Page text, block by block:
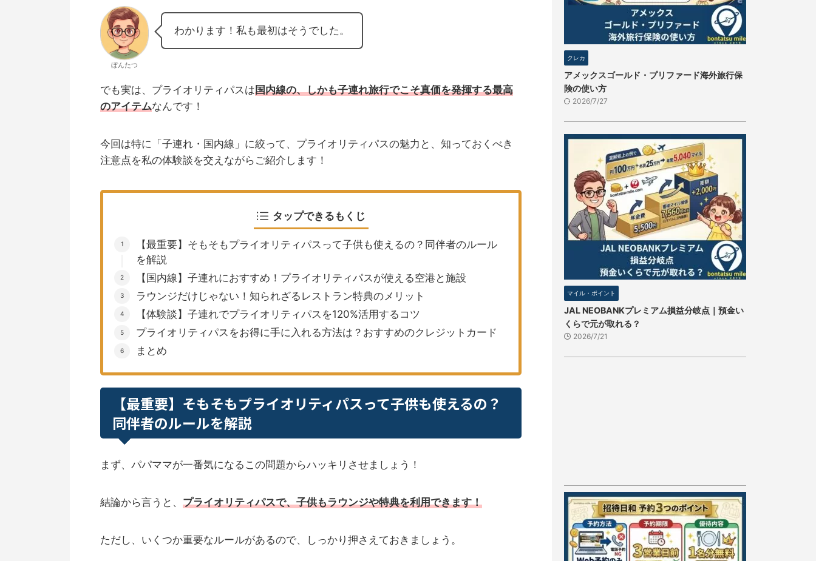
ぼんたつ
わかります！私も最初はそうでした。
でも実は、プライオリティパスは国内線の、しかも子連れ旅行でこそ真価を発揮する最高
のアイテムなんです！
今回は特に「子連れ・国内線」に絞って、プライオリティパスの魅力と、知っておくべき
注意点を私の体験談を交えながらご紹介します！
タップできるもくじ
【最重要】そもそもプライオリティパスって子供も使えるの？同伴者のルール
を解説
【国内線】子連れにおすすめ！プライオリティパスが使える空港と施設
ラウンジだけじゃない！知られざるレストラン特典のメリット
【体験談】子連れでプライオリティパスを120%活用するコツ
プライオリティパスをお得に手に入れる方法は？おすすめのクレジットカード
まとめ
【最重要】そもそもプライオリティパスって子供も使えるの？
同伴者のルールを解説
まず、パパママが一番気になるこの問題からハッキリさせましょう！
結論から言うと、 プライオリティパスで、子供もラウンジや特典を利用できます！
ただし、いくつか重要なルールがあるので、しっかり押さえておきましょう。
クレカ
アメックスゴールド・プリファード海外旅行保
険の使い方
2026/7/27
マイル・ポイント
JAL NEOBANKプレミアム損益分岐点｜預金い
くらで元が取れる？
2026/7/21